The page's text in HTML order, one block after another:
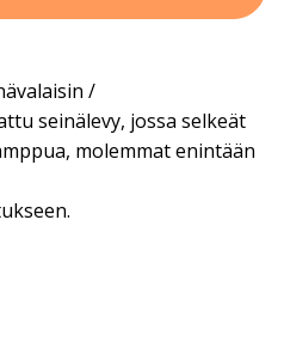
/
seinälevy, jossa selkeät
molemmat enintään